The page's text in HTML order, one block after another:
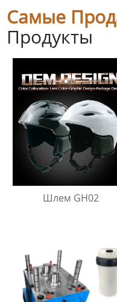
Самые
Продукты
Шлем GH02